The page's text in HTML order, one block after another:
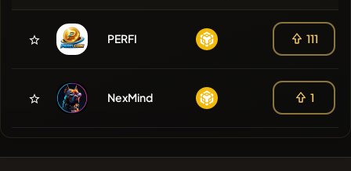
PERFI 111
NexMind 1